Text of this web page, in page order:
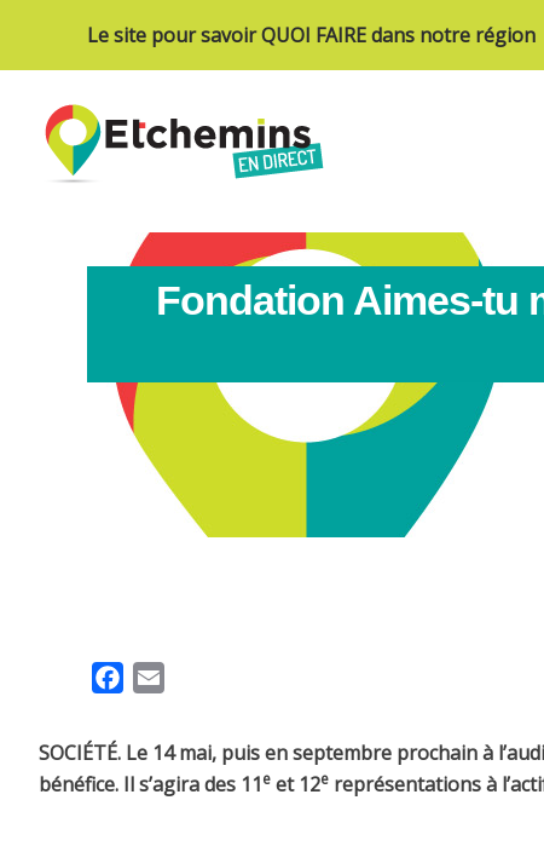
Le site pour savoir QUOI FAIRE dans notre région
Fondation Aimes-tu
e
b
i
l
SOCIÉTÉ. Le 14 mai, puis en septembre prochain à
bénéfice. Il s’agira des 11e et 12e représentations à